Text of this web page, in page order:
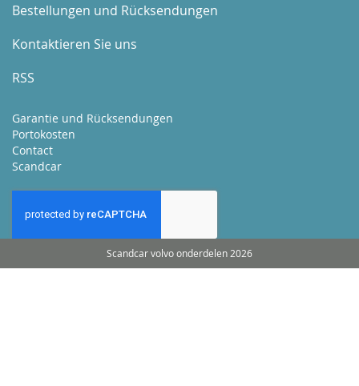
Bestellungen und Rücksendungen
Kontaktieren Sie uns
RSS
Garantie und Rücksendungen
Portokosten
Contact
Scandcar
Scandcar volvo onderdelen 2026